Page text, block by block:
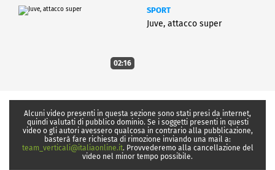
02:16
SPORT
Juve, attacco super
Alcuni video presenti in questa sezione sono stati presi da internet,
quindi valutati di pubblico dominio. Se i soggetti presenti in questi
video o gli autori avessero qualcosa in contrario alla pubblicazione,
basterà fare richiesta di rimozione inviando una mail a:
team_verticali@italiaonline.it. Provvederemo alla cancellazione del
video nel minor tempo possibile.